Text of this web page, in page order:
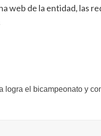
web de la entidad, las
logra el bicampeonato y